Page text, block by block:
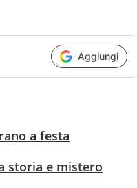
Aggiungi
a festa
storia e mistero